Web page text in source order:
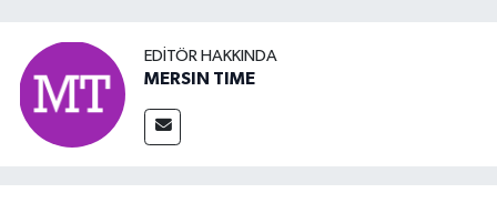
EDITÖR HAKKINDA
MERSIN TIME